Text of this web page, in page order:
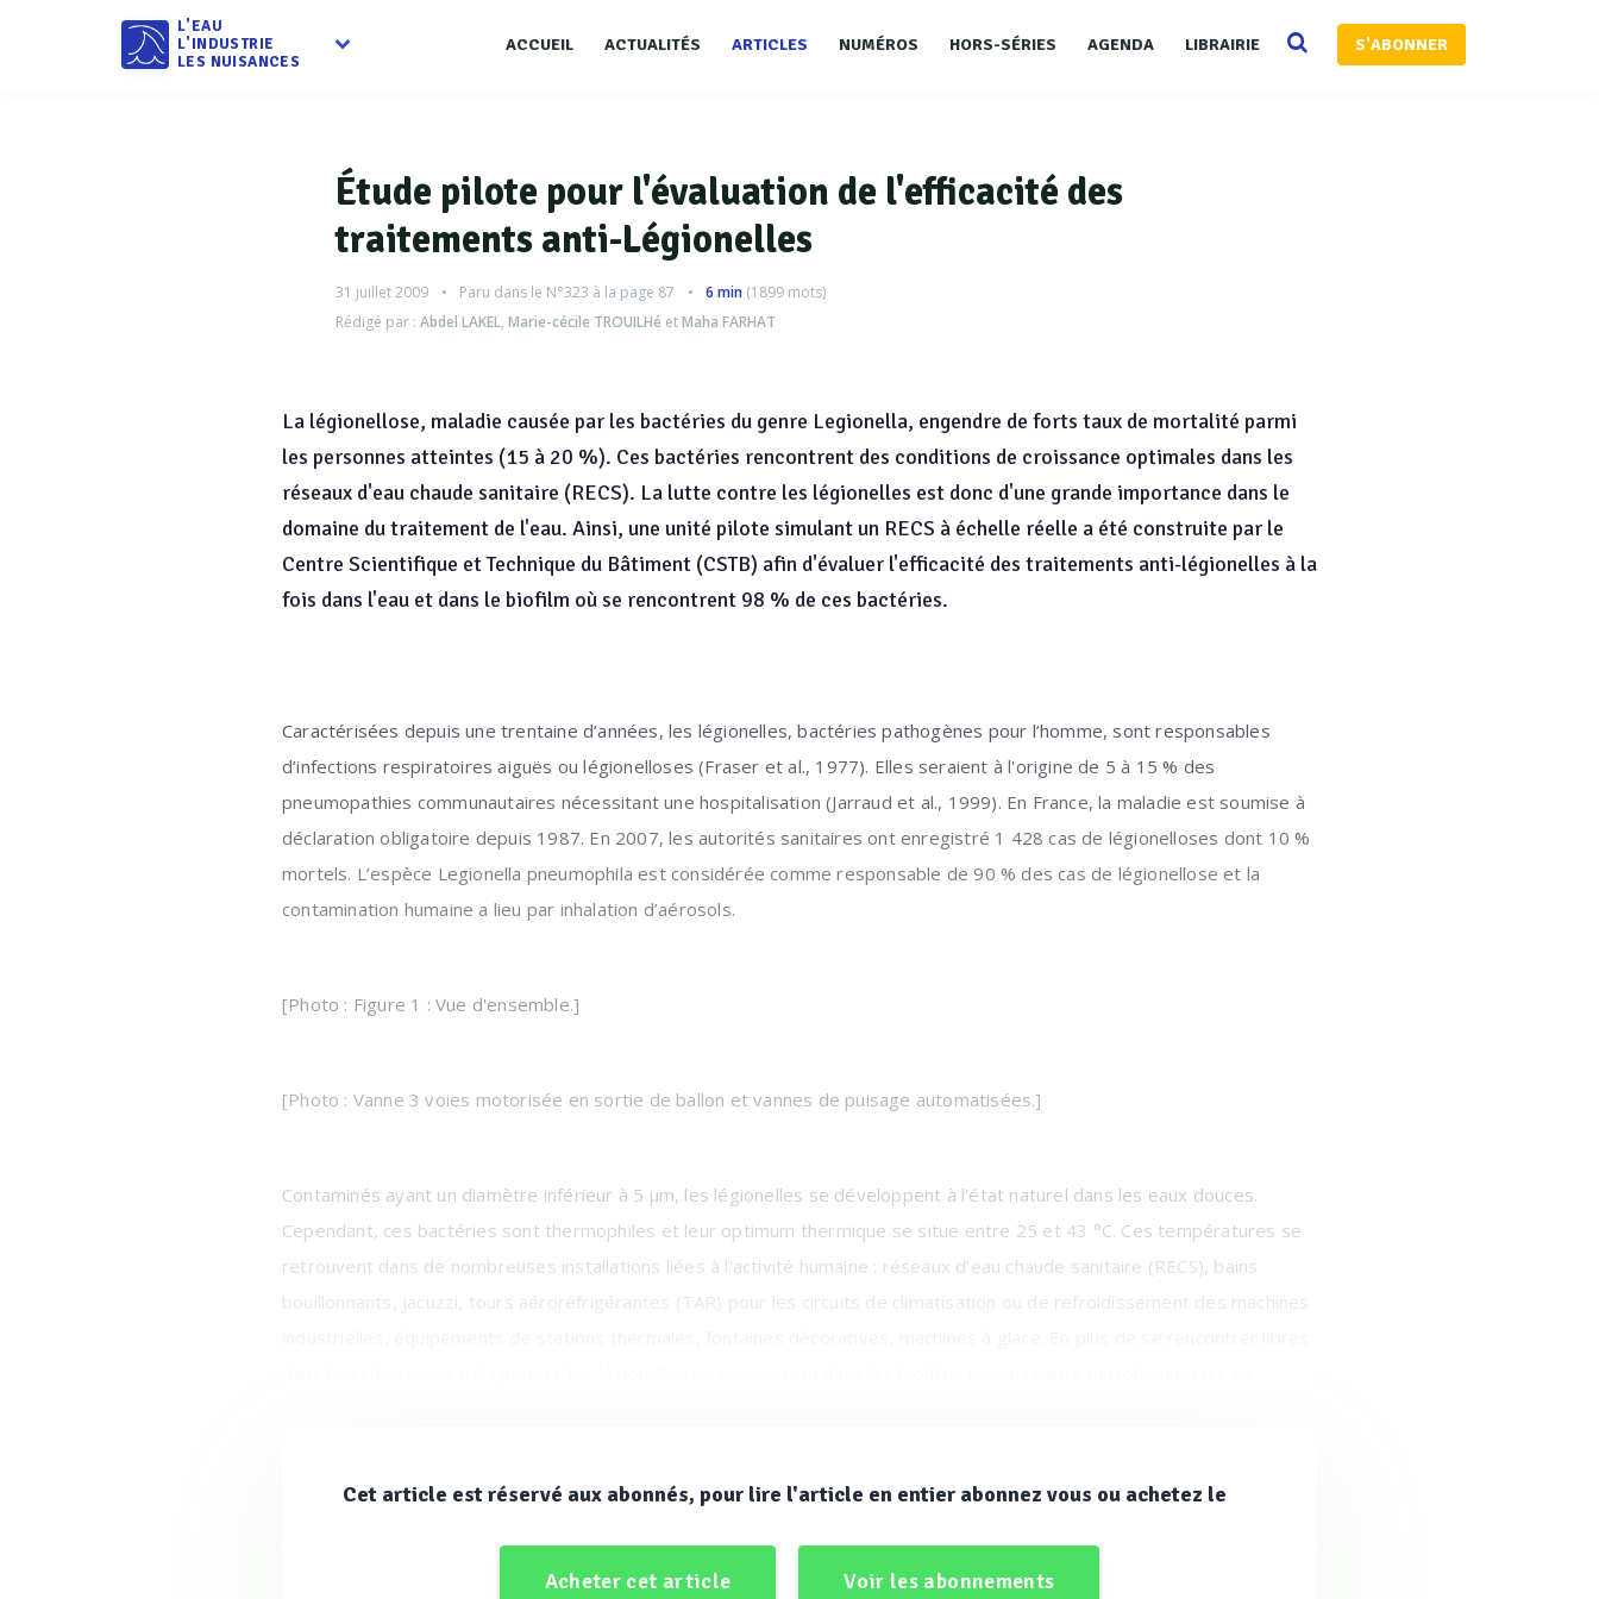
L'EAU
L'INDUSTRIE
LES NUISANCES
ACCUEIL ACTUALITÉS ARTICLES NUMÉROS HORS-SÉRIES AGENDA LIBRAIRIE S'ABONNER
Étude pilote pour l'évaluation de l'efficacité des
traitements anti-Légionelles
31 juillet 2009 Paru dans le N°323 à la page 87 6 min (1899 mots)
Rédigé par : Abdel LAKEL, Marie-cécile TROUILHé etMaha FARHAT
La légionellose, maladie causée par les bactéries du genre Legionella, engendre de forts taux de mortalité parmi
les personnes atteintes (15 à 20 %). Ces bactéries rencontrent des conditions de croissance optimales dans les
réseaux d'eau chaude sanitaire (RECS). La lutte contre les légionelles est donc d'une grande importance dans le
domaine du traitement de l'eau. Ainsi, une unité pilote simulant un RECS à échelle réelle a été construite par le
Centre Scientifique et Technique du Bâtiment (CSTB) afin d'évaluer l'efficacité des traitements anti-légionelles à la
fois dans l'eau et dans le biofilm où se rencontrent 98 % de ces bactéries.
Caractérisées depuis une trentaine d’années, les légionelles, bactéries pathogènes pour l’homme, sont responsables
d’infections respiratoires aiguës ou légionelloses (Fraser et al., 1977). Elles seraient à l'origine de 5 à 15 % des
pneumopathies communautaires nécessitant une hospitalisation (Jarraud et al., 1999). En France, la maladie est soumise à
déclaration obligatoire depuis 1987. En 2007, les autorités sanitaires ont enregistré 1 428 cas de légionelloses dont 10 %
mortels. L’espèce Legionella pneumophila est considérée comme responsable de 90 % des cas de légionellose et la
contamination humaine a lieu par inhalation d’aérosols.
[Photo : Figure 1 : Vue d'ensemble.]
[Photo : Vanne 3 voies motorisée en sortie de ballon et vannes de puisage automatisées.]
Contaminés ayant un diamètre inférieur à 5 µm, les légionelles se développent à l'état naturel dans les eaux douces.
Cependant, ces bactéries sont thermophiles et leur optimum thermique se situe entre 25 et 43 °C. Ces températures se
retrouvent dans de nombreuses installations liées à l'activité humaine : réseaux d’eau chaude sanitaire (RECS), bains
bouillonnants, jacuzzi, tours aéroréfrigérantes (TAR) pour les circuits de climatisation ou de refroidissement des machines
type Naegleria, Acanthamoeba) (Greub et Raoult, 2004).
[Photo : Armoire électrique de l'installation (1er étage).]
Cet article est réservé aux abonnés, pour lire l'article en entier abonnez vous ou achetez le
Acheter cet article Voir les abonnements